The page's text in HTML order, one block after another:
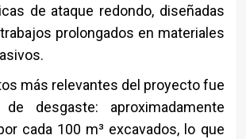
de ataque redondo, diseñadas
prolongados en materiales
más relevantes del proyecto fue
desgaste: aproximadamente
cada 100 m³ excavados, lo que